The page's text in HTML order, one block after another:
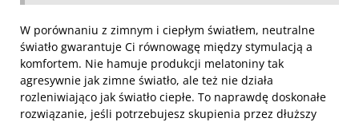
W porównaniu z zimnym i ciepłym światłem, neutralne
światło gwarantuje Ci równowagę między stymulacją a
komfortem. Nie hamuje produkcji melatoniny tak
agresywnie jak zimne światło, ale też nie działa
rozleniwiająco jak światło ciepłe. To naprawdę doskonałe
rozwiązanie, jeśli potrzebujesz skupienia przez dłuższy